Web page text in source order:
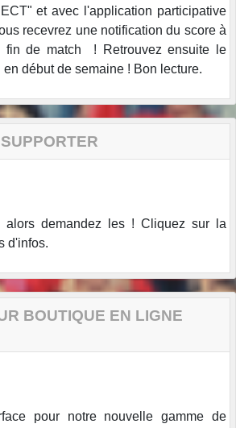
et avec l'application participative
recevrez une notification du score à
fin de match ! Retrouvez ensuite le
début de semaine ! Bon lecture.
alors demandez les ! Cliquez sur la
d'infos.
BOUTIQUE EN LIGNE
pour notre nouvelle gamme de